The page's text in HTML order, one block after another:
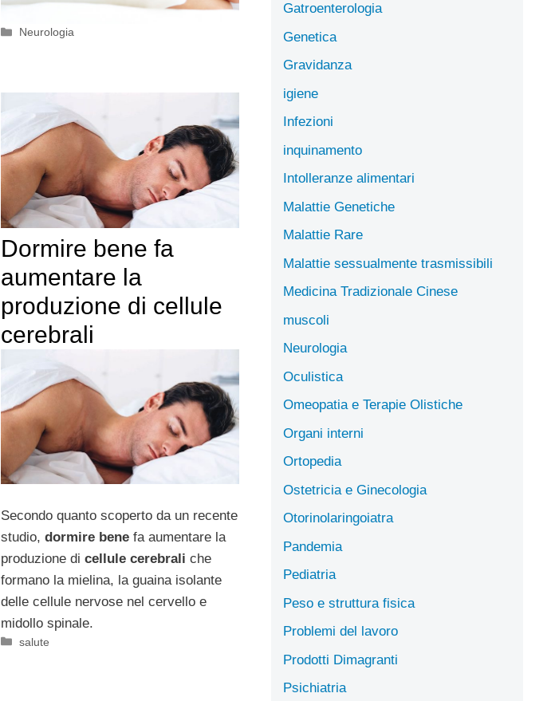
Categorie
Neurologia
Dormire bene fa
aumentare la
produzione di cellule
cerebrali
Secondo quanto scoperto da un recente
studio, dormire benefa aumentare la
produzione di cellule cerebrali che
formano la mielina, la guaina isolante
delle cellule nervose nel cervello e
midollo spinale.
Categorie
salute
Gatroenterologia
Genetica
Gravidanza
igiene
Infezioni
inquinamento
Intolleranze alimentari
Malattie Genetiche
Malattie Rare
Malattie sessualmente trasmissibili
Medicina Tradizionale Cinese
muscoli
Neurologia
Oculistica
Omeopatia e Terapie Olistiche
Organi interni
Ortopedia
Ostetricia e Ginecologia
Otorinolaringoiatra
Pandemia
Pediatria
Peso e struttura fisica
Problemi del lavoro
Prodotti Dimagranti
Psichiatria